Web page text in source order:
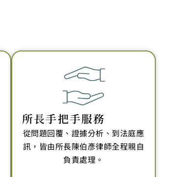
所長手把手服務
從問題回覆、證據分析、到法庭應
訊，皆由所長陳伯彥律師全程親自
負責處理。